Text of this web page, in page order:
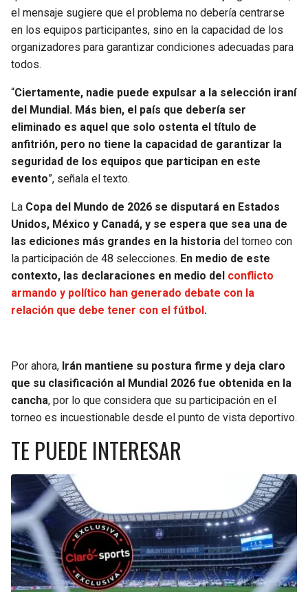
el mensaje sugiere que el problema no debería centrarse
en los equipos participantes, sino en la capacidad de los
organizadores para garantizar condiciones adecuadas para
todos.
“Ciertamente, nadie puede expulsar a la selección iraní
del Mundial. Más bien, el país que debería ser
eliminado es aquel que solo ostenta el título de
anfitrión, pero no tiene la capacidad de garantizar la
seguridad de los equipos que participan en este
evento”, señala el texto.
La Copa del Mundo de 2026 se disputará en Estados
Unidos, México y Canadá, y se espera que sea una de
las ediciones más grandes en la historia del torneo con
la participación de 48 selecciones. En medio de este
contexto, las declaraciones en medio del conflicto
armando y político han generado debate con la
relación que debe tener con el fútbol .
Por ahora, Irán mantiene su postura firme y deja claro
que su clasificación al Mundial 2026 fue obtenida en la
cancha, por lo que considera que su participación en el
torneo es incuestionable desde el punto de vista deportivo.
TE PUEDE INTERESAR